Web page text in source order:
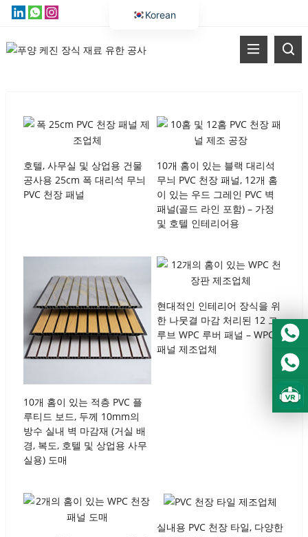
호텔, 사무실 및 상업용 건물
공사용 25cm 폭 대리석 무늬
PVC 천장 패널
10개 홈이 있는 블랙 대리석
무늬 PVC 천장 패널, 12개 홈
이 있는 우드 그레인 PVC 벽
패널(골드 라인 포함) – 가정
및 호텔 인테리어용
10개 홈이 있는 적층 PVC 플
루티드 보드, 두께 10mm의
방수 실내 벽 마감재 (거실 배
경, 복도, 호텔 및 상업용 사무
실용) 도매
현대적인 인테리어 장식을 위
한 나뭇결 마감 처리된 12 그
루브 WPC 루버 패널 – WPC
패널 제조업체
실내용 PVC 천장 타일, 다양한
Korean
Malay
Kazakh
Bengali
Arabic
Spanish
Urdu
Turkish
Italian
Japanese
Myanmar